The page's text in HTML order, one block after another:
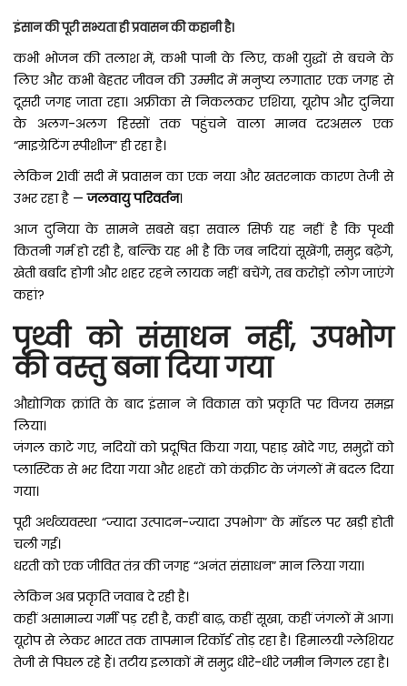
इंसान की पूरी सभ्यता ही प्रवासन की कहानी है।
कभी भोजन की तलाश में, कभी पानी के लिए, कभी युद्धों से बचने के
लिए और कभी बेहतर जीवन की उम्मीद में मनुष्य लगातार एक जगह से
दूसरी जगह जाता रहा। अफ्रीका से निकलकर एशिया, यूरोप और दुनिया
के अलग-अलग हिस्सों तक पहुंचने वाला मानव दरअसल एक
“माइग्रेटिंग स्पीशीज” ही रहा है।
लेकिन 21वीं सदी में प्रवासन का एक नया और खतरनाक कारण तेजी से
उभर रहा है —जलवायु परिवर्तन।
आज दुनिया के सामने सबसे बड़ा सवाल सिर्फ यह नहीं है कि पृथ्वी
कितनी गर्म हो रही है, बल्कि यह भी है कि जब नदियां सूखेंगी, समुद्र बढ़ेंगे,
खेती बर्बाद होगी और शहर रहने लायक नहीं बचेंगे, तब करोड़ों लोग जाएंगे
कहां?
पृथ्वी को संसाधन नहीं, उपभोग
की वस्तु बना दिया गया
औद्योगिक क्रांति के बाद इंसान ने विकास को प्रकृति पर विजय समझ
लिया।
जंगल काटे गए, नदियों को प्रदूषित किया गया, पहाड़ खोदे गए, समुद्रों को
प्लास्टिक से भर दिया गया और शहरों को कंक्रीट के जंगलों में बदल दिया
गया।
पूरी अर्थव्यवस्था “ज्यादा उत्पादन-ज्यादा उपभोग” के मॉडल पर खड़ी होती
चली गई।
धरती को एक जीवित तंत्र की जगह “अनंत संसाधन” मान लिया गया।
लेकिन अब प्रकृति जवाब दे रही है।
कहीं असामान्य गर्मी पड़ रही है, कहीं बाढ़, कहीं सूखा, कहीं जंगलों में आग।
यूरोप से लेकर भारत तक तापमान रिकॉर्ड तोड़ रहा है। हिमालयी ग्लेशियर
तेजी से पिघल रहे हैं। तटीय इलाकों में समुद्र धीरे-धीरे जमीन निगल रहा है।